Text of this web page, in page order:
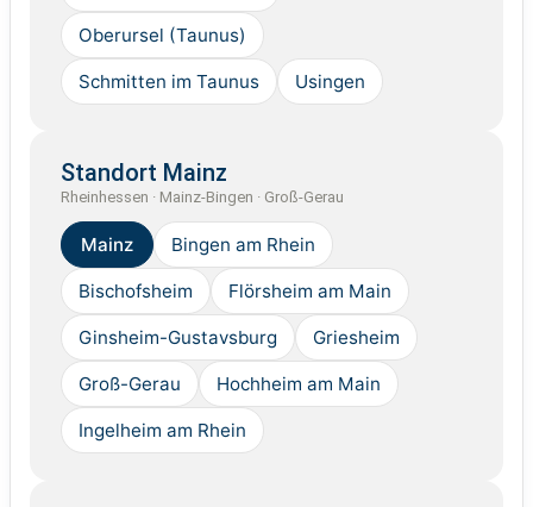
Oberursel (Taunus)
Schmitten im Taunus Usingen
Standort Mainz
Rheinhessen · Mainz-Bingen · Groß-Gerau
Mainz Bingen am Rhein
Bischofsheim Flörsheim am Main
Ginsheim-Gustavsburg Griesheim
Groß-Gerau Hochheim am Main
Ingelheim am Rhein